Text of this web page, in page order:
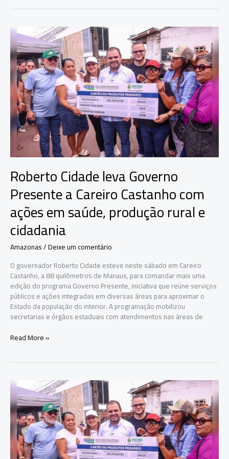
e
equipamentos
durante
Governo
Presente
na
zona
leste
de
Manaus
Roberto Cidade leva Governo
Presente a Careiro Castanho com
ações em saúde, produção rural e
cidadania
Amazonas/Deixe um comentário
O governador Roberto Cidade esteve neste sábado em Careiro
Castanho, a 88 quilômetros de Manaus, para comandar mais uma
edição do programa Governo Presente, iniciativa que reúne serviços
públicos e ações integradas em diversas áreas para aproximar o
Estado da população do interior. A programação mobilizou
secretarias e órgãos estaduais com atendimentos nas áreas de
Roberto
a
Careiro
Castanho
com
ações
em
saúde,
Read More »